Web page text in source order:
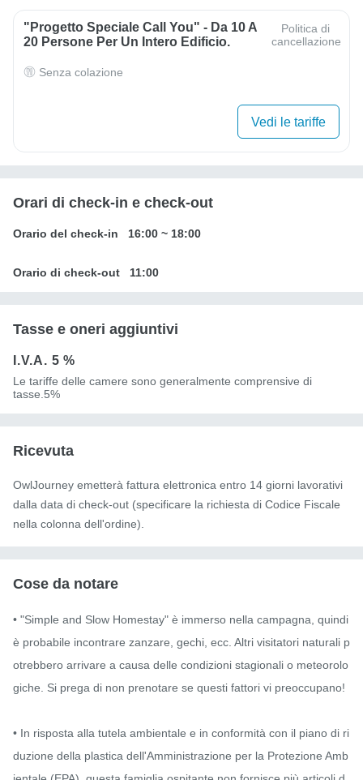
"Progetto Speciale Call You" - Da 10 A
20 Persone Per Un Intero Edificio.
Politica di
cancellazione
Senza colazione
Vedi le tariffe
Orari di check-in e check-out
Orario del check-in 16:00 ~ 18:00
Orario di check-out 11:00
Tasse e oneri aggiuntivi
I.V.A. 5 %
Le tariffe delle camere sono generalmente comprensive di
tasse.5%
Ricevuta
OwlJourney emetterà fattura elettronica entro 14 giorni lavorativi
dalla data di check-out (specificare la richiesta di Codice Fiscale
nella colonna dell'ordine).
Cose da notare
• "Simple and Slow Homestay" è immerso nella campagna, quindi
è probabile incontrare zanzare, gechi, ecc. Altri visitatori naturali p
otrebbero arrivare a causa delle condizioni stagionali o meteorolo
giche. Si prega di non prenotare se questi fattori vi preoccupano!
• In risposta alla tutela ambientale e in conformità con il piano di ri
duzione della plastica dell'Amministrazione per la Protezione Amb